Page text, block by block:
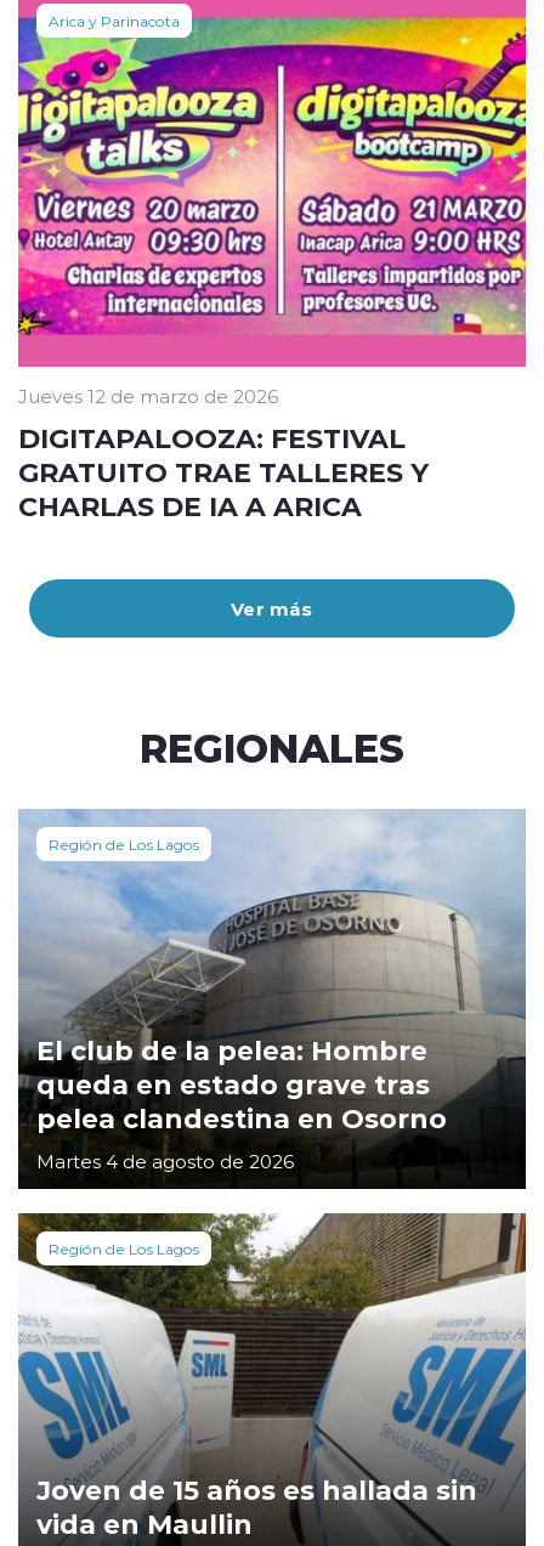
Ver más
Arica y Parinacota
Jueves 12 de marzo de 2026
DIGITAPALOOZA: FESTIVAL
GRATUITO TRAE TALLERES Y
CHARLAS DE IA A ARICA
REGIONALES
Región de Los Lagos
El club de la pelea: Hombre
queda en estado grave tras
pelea clandestina en Osorno
Martes 4 de agosto de 2026
Región de Los Lagos
Joven de 15 años es hallada sin
vida en Maullin